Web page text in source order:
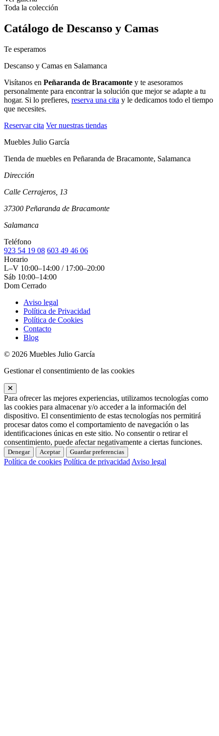
Toda la colección
Catálogo de Descanso y Camas
Te esperamos
Descanso y Camas en Salamanca
Visítanos en Peñaranda de Bracamonte y te asesoramos
personalmente para encontrar la solución que mejor se adapte a tu
hogar. Si lo prefieres, reserva una cita y le dedicamos todo el tiempo
que necesites.
Reservar cita Ver nuestras tiendas
Muebles Julio García
Tienda de muebles en Peñaranda de Bracamonte, Salamanca
Dirección
Calle Cerrajeros, 13
37300 Peñaranda de Bracamonte
Salamanca
Teléfono
923 54 19 08 603 49 46 06
Horario
L–V 10:00–14:00 / 17:00–20:00
Sáb 10:00–14:00
Dom Cerrado
Aviso legal
Política de Privacidad
Política de Cookies
Contacto
Blog
© 2026 Muebles Julio García
Gestionar el consentimiento de las cookies
Para ofrecer las mejores experiencias, utilizamos tecnologías como
las cookies para almacenar y/o acceder a la información del
dispositivo. El consentimiento de estas tecnologías nos permitirá
procesar datos como el comportamiento de navegación o las
identificaciones únicas en este sitio. No consentir o retirar el
consentimiento, puede afectar negativamente a ciertas funciones.
Denegar Aceptar Guardar preferencias
Política de cookies Política de privacidad Aviso legal